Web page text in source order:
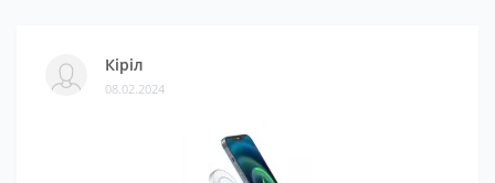
Кіріл
08.02.2024